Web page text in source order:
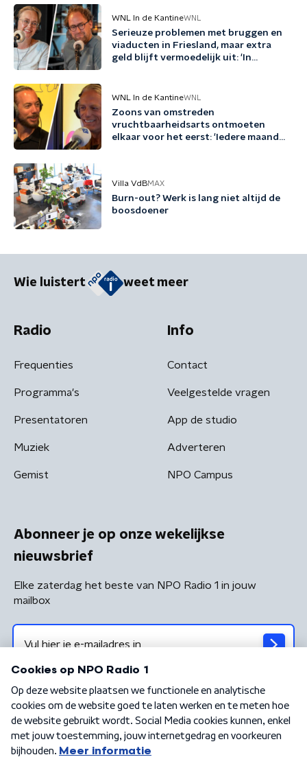
WNL In de KantineWNL
Serieuze problemen met bruggen en
viaducten in Friesland, maar extra
geld blijft vermoedelijk uit: 'In
WNL In de KantineWNL
Zoons van omstreden
vruchtbaarheidsarts ontmoeten
elkaar voor het eerst: 'Iedere maand
Villa VdBMAX
Burn-out? Werk is lang niet altijd de
boosdoener
Wie luistert weet meer
Radio
Frequenties
Programma's
Presentatoren
Muziek
Gemist
Info
Contact
Veelgestelde vragen
App de studio
Adverteren
NPO Campus
Abonneer je op onze wekelijkse
nieuwsbrief
Elke zaterdag het beste van NPO Radio 1 in jouw
mailbox
Algemene voorwaarden